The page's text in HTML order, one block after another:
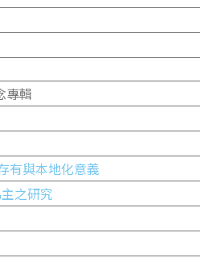
專輯
有與本地化意義
之研究